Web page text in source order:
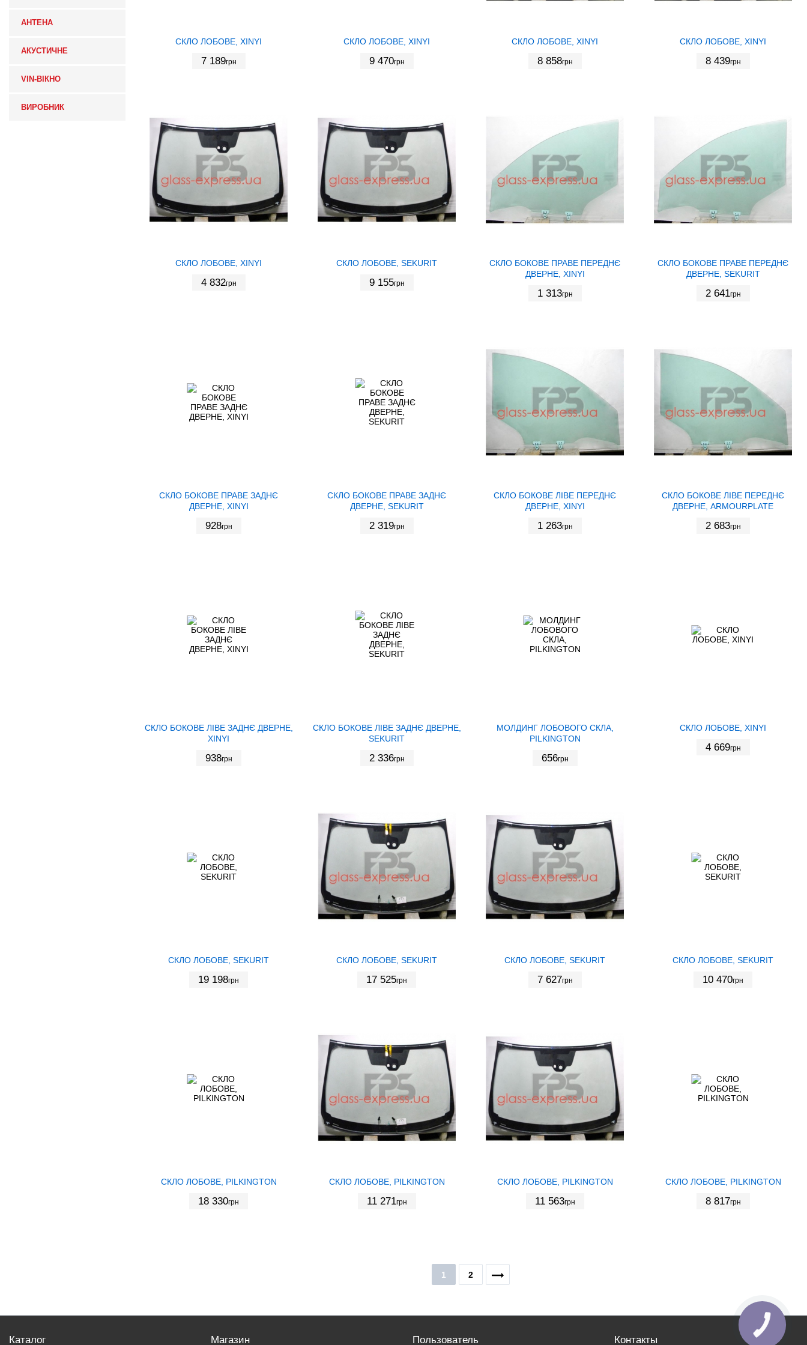
АНТЕНА
АКУСТИЧНЕ
VIN-ВІКНО
ВИРОБНИК
СКЛО ЛОБОВЕ, XINYI
7 189грн
СКЛО ЛОБОВЕ, XINYI
9 470грн
СКЛО ЛОБОВЕ, XINYI
8 858грн
СКЛО ЛОБОВЕ, XINYI
8 439грн
СКЛО ЛОБОВЕ, XINYI
4 832грн
СКЛО ЛОБОВЕ, SEKURIT
9 155грн
СКЛО БОКОВЕ ПРАВЕ ПЕРЕДНЄ
ДВЕРНЕ, XINYI
1 313грн
СКЛО БОКОВЕ ПРАВЕ ПЕРЕДНЄ
ДВЕРНЕ, SEKURIT
2 641грн
СКЛО БОКОВЕ ПРАВЕ ЗАДНЄ
ДВЕРНЕ, XINYI
928грн
СКЛО БОКОВЕ ПРАВЕ ЗАДНЄ
ДВЕРНЕ, SEKURIT
2 319грн
СКЛО БОКОВЕ ЛІВЕ ПЕРЕДНЄ
ДВЕРНЕ, XINYI
1 263грн
СКЛО БОКОВЕ ЛІВЕ ПЕРЕДНЄ
ДВЕРНЕ, ARMOURPLATE
2 683грн
СКЛО БОКОВЕ ЛІВЕ ЗАДНЄ ДВЕРНЕ,
XINYI
938грн
СКЛО БОКОВЕ ЛІВЕ ЗАДНЄ ДВЕРНЕ,
SEKURIT
2 336грн
МОЛДИНГ ЛОБОВОГО СКЛА,
PILKINGTON
656грн
СКЛО ЛОБОВЕ, XINYI
4 669грн
СКЛО ЛОБОВЕ, SEKURIT
19 198грн
СКЛО ЛОБОВЕ, SEKURIT
17 525грн
СКЛО ЛОБОВЕ, SEKURIT
7 627грн
СКЛО ЛОБОВЕ, SEKURIT
10 470грн
СКЛО ЛОБОВЕ, PILKINGTON
18 330грн
СКЛО ЛОБОВЕ, PILKINGTON
11 271грн
СКЛО ЛОБОВЕ, PILKINGTON
11 563грн
СКЛО ЛОБОВЕ, PILKINGTON
8 817грн
1 2
Каталог Магазин Пользователь Контакты